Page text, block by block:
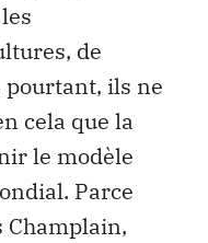
de
ils ne
cela que la
le modèle
Parce
Champlain,